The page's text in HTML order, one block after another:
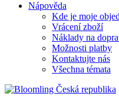
Nápověda
Kde je moje
Vrácení zboží
Náklady na
Možnosti platby
Kontaktujte nás
Všechna témata